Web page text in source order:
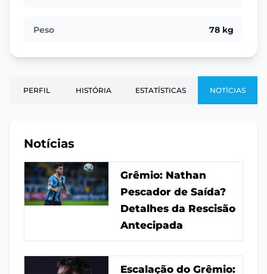
Peso 78 kg
PERFIL HISTÓRIA ESTATÍSTICAS NOTÍCIAS
Notícias
Grêmio: Nathan
Pescador de Saída?
Detalhes da Rescisão
Antecipada
Escalação do Grêmio: